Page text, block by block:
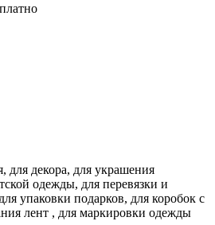
для декора, для украшения
одежды, для перевязки и
упаковки подарков, для коробок с
лент , для маркировки одежды